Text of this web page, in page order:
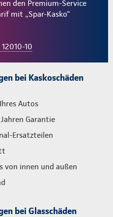
den Premium-Service
mit „Spar-Kasko“
12010-10
bei Kaskoschäden
Autos
Garantie
Ersatzteilen
von innen und außen
bei Glasschäden